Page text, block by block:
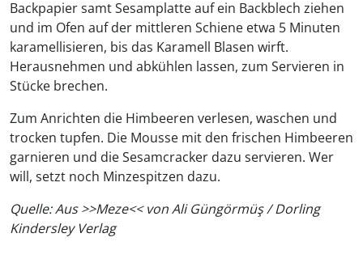
Backpapier samt Sesamplatte auf ein Backblech ziehen
und im Ofen auf der mittleren Schiene etwa 5 Minuten
karamellisieren, bis das Karamell Blasen wirft.
Herausnehmen und abkühlen lassen, zum Servieren in
Stücke brechen.
Zum Anrichten die Himbeeren verlesen, waschen und
trocken tupfen. Die Mousse mit den frischen Himbeeren
garnieren und die Sesamcracker dazu servieren. Wer
will, setzt noch Minzespitzen dazu.
Quelle: Aus >>Meze<< von Ali Güngörmüş / Dorling
Kindersley Verlag